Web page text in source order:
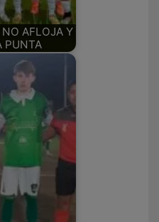
NO AFLOJA Y
PUNTA